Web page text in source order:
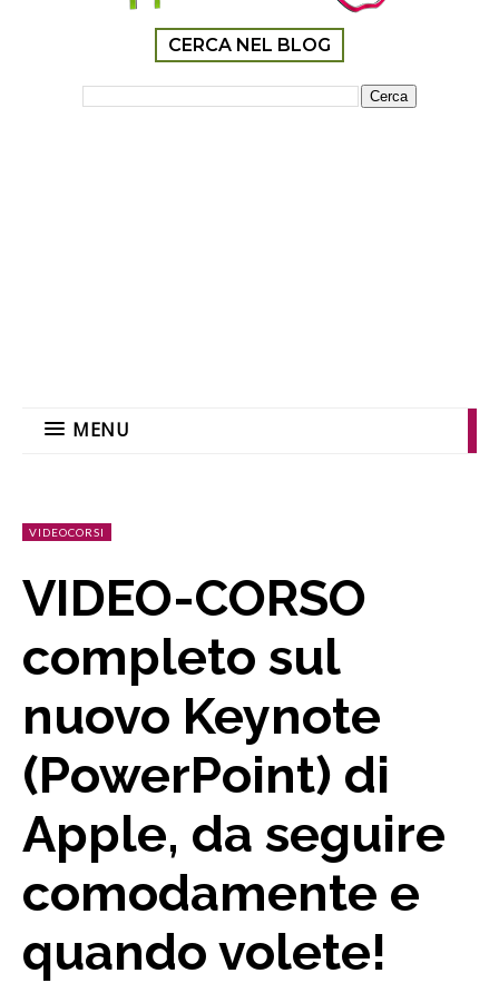
CERCA NEL BLOG
MENU
VIDEOCORSI
VIDEO-CORSO
completo sul
nuovo Keynote
(PowerPoint) di
Apple, da seguire
comodamente e
quando volete!